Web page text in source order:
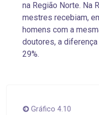
na Região Norte. Na
mestres recebiam,
homens com a
doutores, a
29%.
Gráfico 4.10